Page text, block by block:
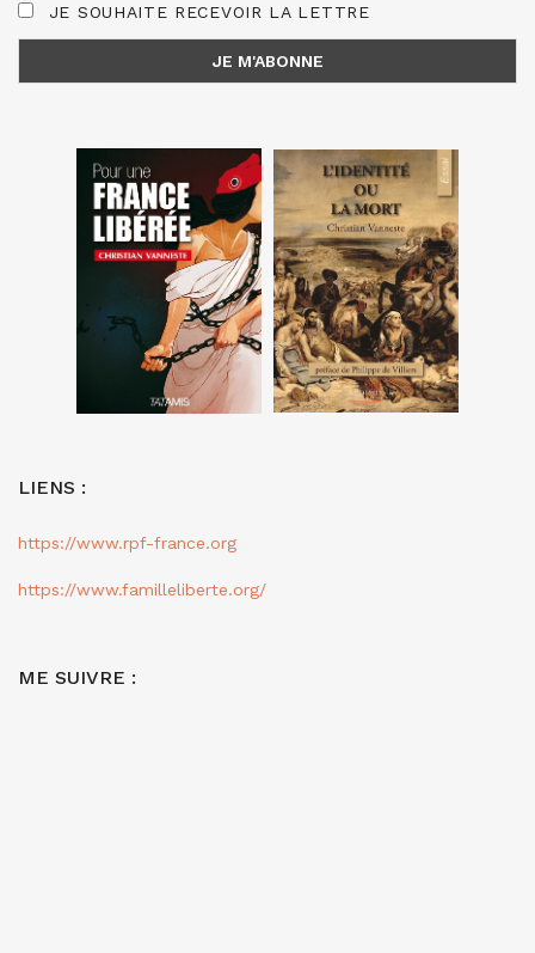
JE SOUHAITE RECEVOIR LA LETTRE
LIENS :
https://www.rpf-france.org
https://www.familleliberte.org/
ME SUIVRE :